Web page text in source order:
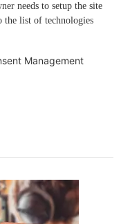
needs to setup the site
the list of technologies
Management